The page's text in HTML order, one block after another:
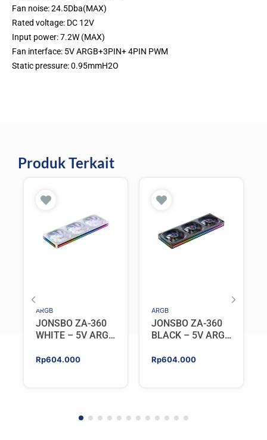
Fan noise: 24.5Dba(MAX)
Rated voltage: DC 12V
Input power: 7.2W (MAX)
Fan interface: 5V ARGB+3PIN+ 4PIN PWM
Static pressure: 0.95mmH2O
Produk Terkait
ARGB
JONSBO ZA-360
WHITE – 5V ARGB
Rp604.000
ARGB
JONSBO ZA-360
BLACK – 5V ARGB
Rp604.000